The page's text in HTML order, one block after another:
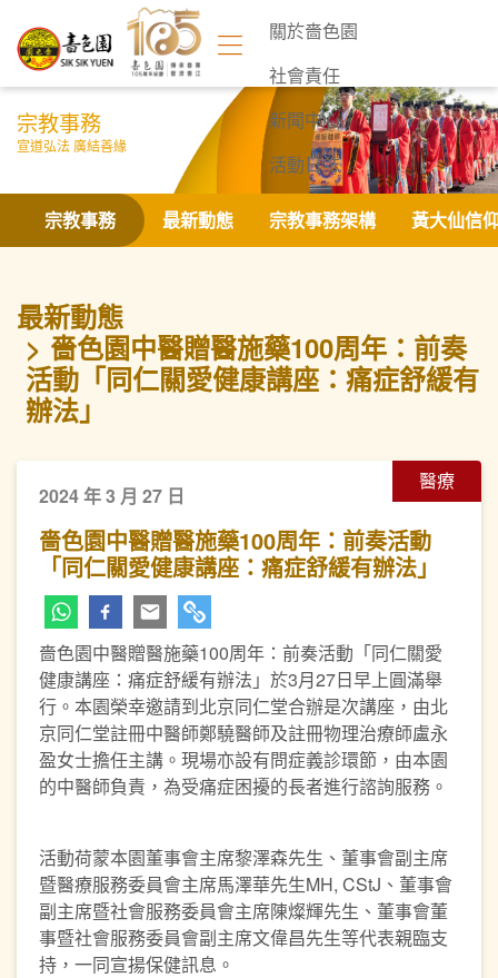
關於嗇色園
社會責任
新聞中心
活動日誌
聯絡我們
宗教事務
宣道弘法 廣結善緣
宗教事務 最新動態 宗教事務架構 黃大仙信
最新動態
嗇色園中醫贈醫施藥100周年：前奏
活動「同仁關愛健康講座：痛症舒緩有
辦法」
醫療
2024 年 3 月 27 日
嗇色園中醫贈醫施藥100周年：前奏活動
「同仁關愛健康講座：痛症舒緩有辦法」
嗇色園中醫贈醫施藥100周年：前奏活動「同仁關愛
健康講座：痛症舒緩有辦法」於3月27日早上圓滿舉
行。本園榮幸邀請到北京同仁堂合辦是次講座，由北
京同仁堂註冊中醫師鄭驍醫師及註冊物理治療師盧永
盈女士擔任主講。現場亦設有問症義診環節，由本園
的中醫師負責，為受痛症困擾的長者進行諮詢服務。
活動荷蒙本園董事會主席黎澤森先生、董事會副主席
暨醫療服務委員會主席馬澤華先生MH, CStJ、董事會
副主席暨社會服務委員會主席陳燦輝先生、董事會董
事暨社會服務委員會副主席文偉昌先生等代表親臨支
持，一同宣揚保健訊息。